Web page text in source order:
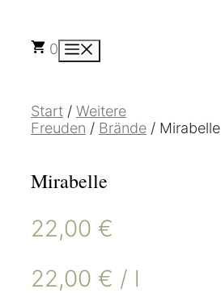
springen
0
Start / Weitere
Freuden / Brände / Mirabelle
Mirabelle
22,00 €
22,00 € / l